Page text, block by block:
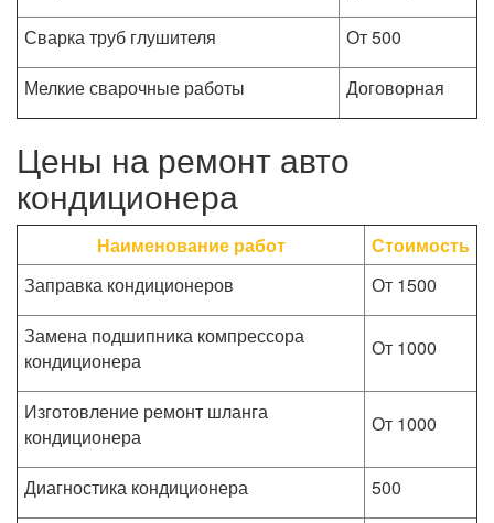
Сварка труб глушителя
От 500
Мелкие сварочные работы
Договорная
Цены на ремонт авто
кондиционера
Наименование работ
Стоимость
Заправка кондиционеров
От 1500
Замена подшипника компрессора
кондиционера
От 1000
Изготовление ремонт шланга
кондиционера
От 1000
Диагностика кондиционера
500